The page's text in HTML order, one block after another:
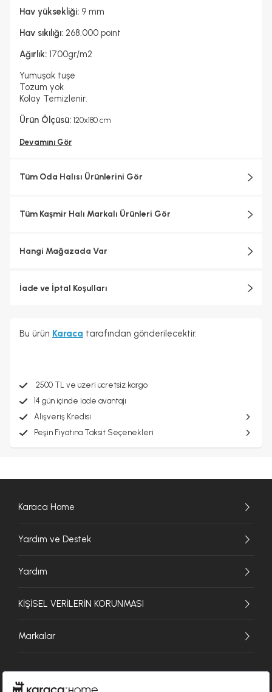
2, 16
Hav yüksekliği: 9 mm
Hav sıkılığı: 268.000 point
Ağırlık: 1700gr/m2
Yumuşak tuşe
Tozum yok
Kolay Temizlenir.
Ürün Ölçüsü: 120x180 cm
Devamını Gör
Tüm Oda Halısı Ürünlerini Gör
Tüm Kaşmir Halı Markalı Ürünleri Gör
Hangi Mağazada Var
İade ve İptal Koşulları
Bu ürün Karaca tarafından gönderilecektir.
2500 TL ve üzeri ücretsiz kargo
14 gün içinde iade avantajı
Alışveriş Kredisi
Peşin Fiyatına Taksit Seçenekleri
Karaca Home
Yardım ve Destek
Yardım
KİŞİSEL VERİLERİN KORUNMASI
Markalar